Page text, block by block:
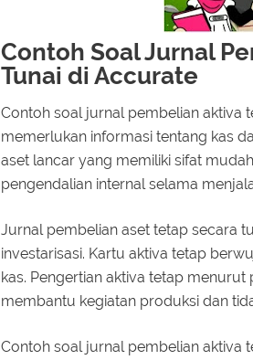
Contoh Soal Jurnal
Tunai di Accurate
Contoh soal jurnal pembelian aktiva
memerlukan informasi tentang kas
aset lancar yang memiliki sifat
pengendalian internal selama
Jurnal pembelian aset tetap secara
investarisasi. Kartu aktiva tetap
kas. Pengertian aktiva tetap
membantu kegiatan produksi dan
Contoh soal jurnal pembelian aktiva